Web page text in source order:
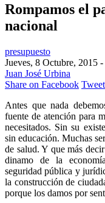
Rompamos el
nacional
presupuesto
Jueves, 8 Octubre, 2015
Juan José Urbina
Share on Facebook
Antes que nada
fuente de atención para
necesitados. Sin su
sin educación. Muchas
de salud. Y que más
dinamo de la
seguridad pública y
la construcción de
porque los damos por